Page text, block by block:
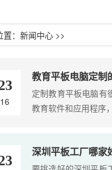
： 新闻中心 >>
教育平板电脑定制
定制教育平板电脑有
教育软件和应用程序
深圳平板工厂哪家